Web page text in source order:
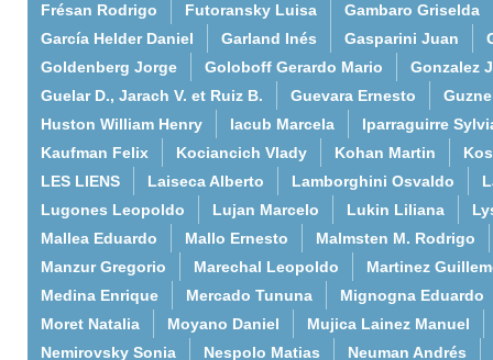
Frésan Rodrigo
Futoransky Luisa
Gambaro Griselda
García Helder Daniel
Garland Inés Gasparini Juan
Goldenberg Jorge
Goloboff Gerardo Mario
Gonzalez
Guelar D., Jarach V. et Ruiz B.
Guevara Ernesto
Huston William Henry
Iacub Marcela
Iparraguirre
Kaufman Felix
Kociancich Vlady Kohan Martin
LES LIENS
Laiseca Alberto Lamborghini Osvaldo
Lugones Leopoldo
Lujan Marcelo Lukin Liliana
Mallea Eduardo
Mallo Ernesto
Malmsten M. Rodrigo
Manzur Gregorio
Marechal Leopoldo
Martinez
Medina Enrique
Mercado Tununa
Mignogna Eduardo
Moret Natalia
Moyano Daniel
Mujica Lainez Manuel
Nemirovsky Sonia
Nespolo Matias
Neuman Andrés